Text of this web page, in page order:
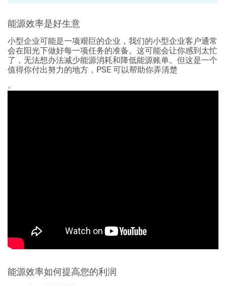
能源效率是好生意
小型企业可能是一项艰巨的企业，我们的小型企业客户通常
会在阳光下做好每一项任务的准备。这可能会让你感到太忙
了，无法想办法减少能源消耗和降低能源账单。但这是一个
值得你付出努力的地方，PSE 可以帮助你弄清楚
。
能源效率如何提高您的利润